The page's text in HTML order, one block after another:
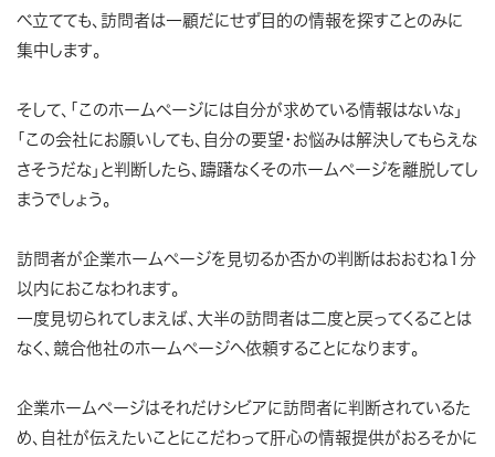
べ立てても、訪問者は一顧だにせず目的の情報を探すことのみに
集中します。
そして、「このホームページには自分が求めている情報はないな」
「この会社にお願いしても、自分の要望・お悩みは解決してもらえな
さそうだな」と判断したら、躊躇なくそのホームページを離脱してし
まうでしょう。
訪問者が企業ホームページを見切るか否かの判断はおおむね1分
以内におこなわれます。
一度見切られてしまえば、大半の訪問者は二度と戻ってくることは
なく、競合他社のホームページへ依頼することになります。
企業ホームページはそれだけシビアに訪問者に判断されているた
め、自社が伝えたいことにこだわって肝心の情報提供がおろそかに